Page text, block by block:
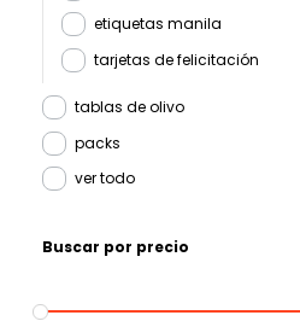
etiquetas manila
tarjetas de felicitación
tablas de olivo
packs
ver todo
Buscar por precio